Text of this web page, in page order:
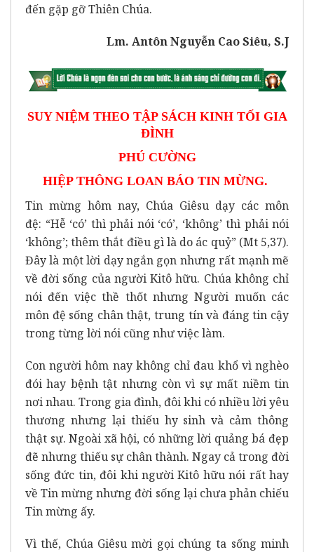
đến gặp gỡ Thiên Chúa.
Lm. Antôn Nguyễn Cao Siêu, S.J
SUY NIỆM THEO TẬP SÁCH KINH TỐI GIA
ĐÌNH
PHÚ CƯỜNG
HIỆP THÔNG LOAN BÁO TIN MỪNG.
Tin mừng hôm nay, Chúa Giêsu dạy các môn
đệ: “Hễ ‘có’ thì phải nói ‘có’, ‘không’ thì phải nói
‘không’; thêm thắt điều gì là do ác quỷ”(Mt 5,37).
Đây là một lời dạy ngắn gọn nhưng rất mạnh mẽ
về đời sống của người Kitô hữu. Chúa không chỉ
nói đến việc thề thốt nhưng Người muốn các
môn đệ sống chân thật, trung tín và đáng tin cậy
trong từng lời nói cũng như việc làm.
Con người hôm nay không chỉ đau khổ vì nghèo
đói hay bệnh tật nhưng còn vì sự mất niềm tin
nơi nhau. Trong gia đình, đôi khi có nhiều lời yêu
thương nhưng lại thiếu hy sinh và cảm thông
thật sự. Ngoài xã hội, có những lời quảng bá đẹp
đẽ nhưng thiếu sự chân thành. Ngay cả trong đời
sống đức tin, đôi khi người Kitô hữu nói rất hay
về Tin mừng nhưng đời sống lại chưa phản chiếu
Tin mừng ấy.
Vì thế, Chúa Giêsu mời gọi chúng ta sống minh